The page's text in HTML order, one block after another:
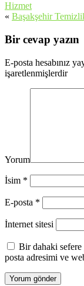
Hizmet
« Başakşehir
Bir cevap yazın
E-posta hesabınız
işaretlenmişlerdir
Yorum
İsim *
E-posta *
İnternet sitesi
Bir dahaki sefere
posta adresimi ve